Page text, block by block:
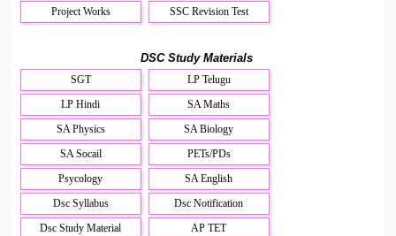
Project Works
SSC Revision Test
DSC Study Materials
SGT
LP Telugu
LP Hindi
SA Maths
SA Physics
SA Biology
SA Socail
PETs/PDs
Psycology
SA English
Dsc Syllabus
Dsc Notification
Dsc Study Material
AP TET